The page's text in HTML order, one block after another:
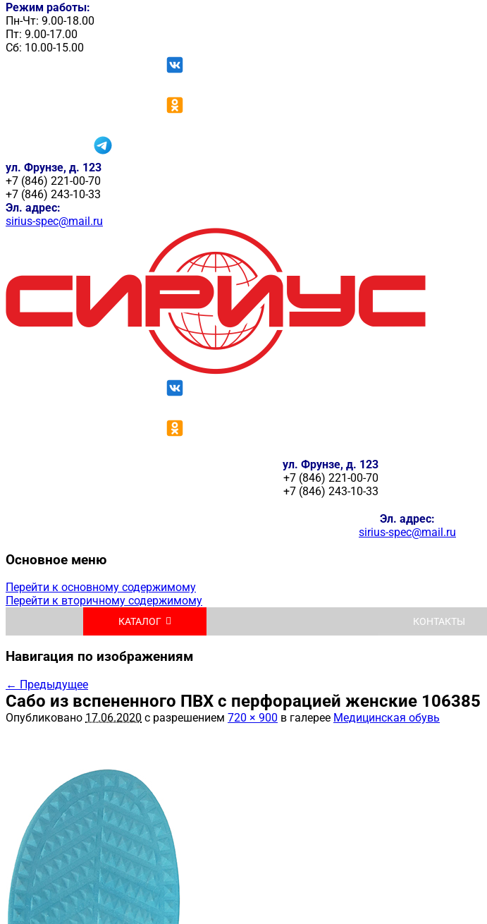
Режим работы:
Пн-Чт: 9.00-18.00
Пт: 9.00-17.00
Сб: 10.00-15.00
ул. Фрунзе, д. 123
+7 (846) 221-00-70
+7 (846) 243-10-33
Эл. адрес:
sirius-spec@mail.ru
ул. Фрунзе, д. 123
+7 (846) 221-00-70
+7 (846) 243-10-33
Эл. адрес:
sirius-spec@mail.ru
Основное меню
Перейти к основному содержимому
Перейти к вторичному содержимому
КАТАЛОГ КОНТАКТЫ
Навигация по изображениям
← Предыдущее
Сабо из вспененного ПВХ с перфорацией женские 106385
Опубликовано 17.06.2020 с разрешением 720 × 900 в галерее Медицинская обувь